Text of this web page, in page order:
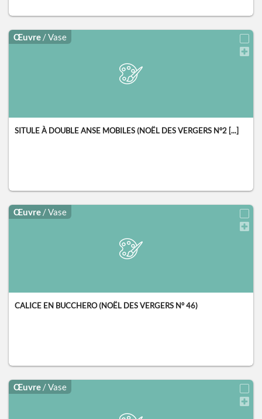
Œuvre / Vase
SITULE À DOUBLE ANSE MOBILES (NOËL DES VERGERS N°2 [...]
Œuvre / Vase
CALICE EN BUCCHERO (NOËL DES VERGERS N° 46)
Œuvre / Vase